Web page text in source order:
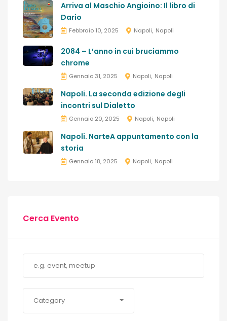
Arriva al Maschio Angioino: Il libro di
Dario
Febbraio 10, 2025 Napoli Napoli
2084 – L’anno in cui bruciammo
chrome
Gennaio 31, 2025 Napoli Napoli
Napoli. La seconda edizione degli
incontri sul Dialetto
Gennaio 20, 2025 Napoli Napoli
Napoli. NarteA appuntamento con la
storia
Gennaio 18, 2025 Napoli Napoli
Cerca Evento
Category